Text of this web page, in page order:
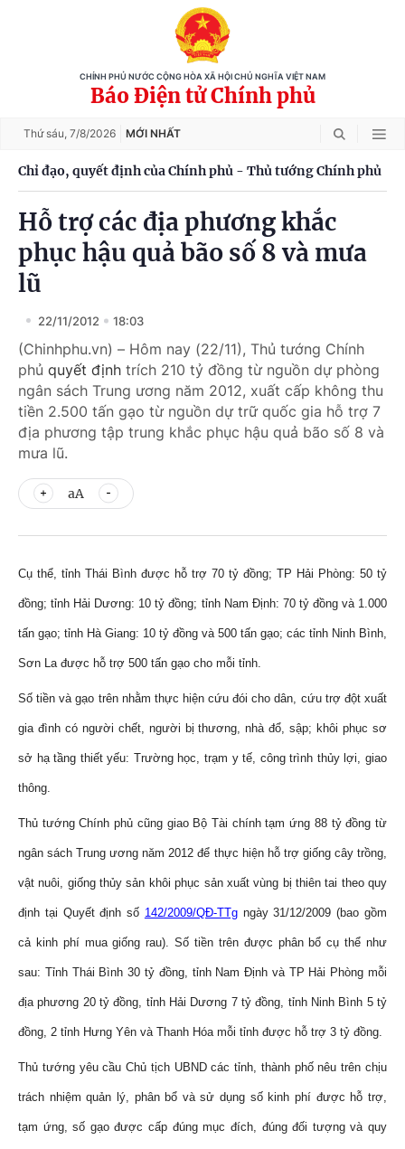
CHÍNH PHỦ NƯỚC CỘNG HÒA XÃ HỘI CHỦ NGHĨA VIỆT NAM
Báo Điện tử Chính phủ
Thứ sáu, 7/8/2026 MỚI NHẤT
Chỉ đạo, quyết định của Chính phủ - Thủ tướng Chính phủ
Hỗ trợ các địa phương khắc
phục hậu quả bão số 8 và mưa
lũ
22/11/2012 18:03
(Chinhphu.vn) – Hôm nay (22/11), Thủ tướng Chính
phủ quyết định trích 210 tỷ đồng từ nguồn dự phòng
ngân sách Trung ương năm 2012, xuất cấp không thu
tiền 2.500 tấn gạo từ nguồn dự trữ quốc gia hỗ trợ 7
địa phương tập trung khắc phục hậu quả bão số 8 và
mưa lũ.
aA
Cụ thể, tỉnh Thái Bình được hỗ trợ 70 tỷ đồng; TP Hải Phòng: 50 tỷ
đồng; tỉnh Hải Dương: 10 tỷ đồng; tỉnh Nam Định: 70 tỷ đồng và 1.000
tấn gạo; tỉnh Hà Giang: 10 tỷ đồng và 500 tấn gạo; các tỉnh Ninh Bình,
Sơn La được hỗ trợ 500 tấn gạo cho mỗi tỉnh.
Số tiền và gạo trên nhằm thực hiện cứu đói cho dân, cứu trợ đột xuất
gia đình có người chết, người bị thương, nhà đổ, sập; khôi phục sơ
sở hạ tầng thiết yếu: Trường học, trạm y tế, công trình thủy lợi, giao
thông.
Thủ tướng Chính phủ cũng giao Bộ Tài chính tạm ứng 88 tỷ đồng từ
ngân sách Trung ương năm 2012 để thực hiện hỗ trợ giống cây trồng,
vật nuôi, giống thủy sản khôi phục sản xuất vùng bị thiên tai theo quy
định tại Quyết định số 142/2009/QĐ-TTgngày 31/12/2009 (bao gồm
cả kinh phí mua giống rau).Số tiền trên được phân bổ cụ thể như
sau: Tỉnh Thái Bình 30 tỷ đồng, tỉnh Nam Định và TP Hải Phòng mỗi
địa phương 20 tỷ đồng, tỉnh Hải Dương 7 tỷ đồng, tỉnh Ninh Bình 5 tỷ
đồng, 2 tỉnh Hưng Yên và Thanh Hóa mỗi tỉnh được hỗ trợ 3 tỷ đồng.
Thủ tướng yêu cầu Chủ tịch UBND các tỉnh, thành phố nêu trên chịu
trách nhiệm quản lý, phân bổ và sử dụng số kinh phí được hỗ trợ,
tạm ứng, số gạo được cấp đúng mục đích, đúng đối tượng và quy